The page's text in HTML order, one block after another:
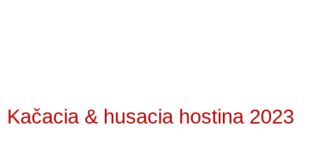
Kačacia & husacia hostina 2023